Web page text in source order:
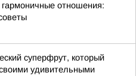
гармоничные отношения:
суперфрут, который
удивительными